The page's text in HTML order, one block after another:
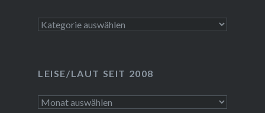
Kategorien
LEISE/LAUT SEIT 2008
LEISE/laut